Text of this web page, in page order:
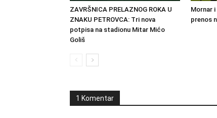
ZAVRŠNICA PRELAZNOG ROKA U
ZNAKU PETROVCA: Tri nova
potpisa na stadionu Mitar Mićo
Goliš
Mornar
prenos
1 Komentar